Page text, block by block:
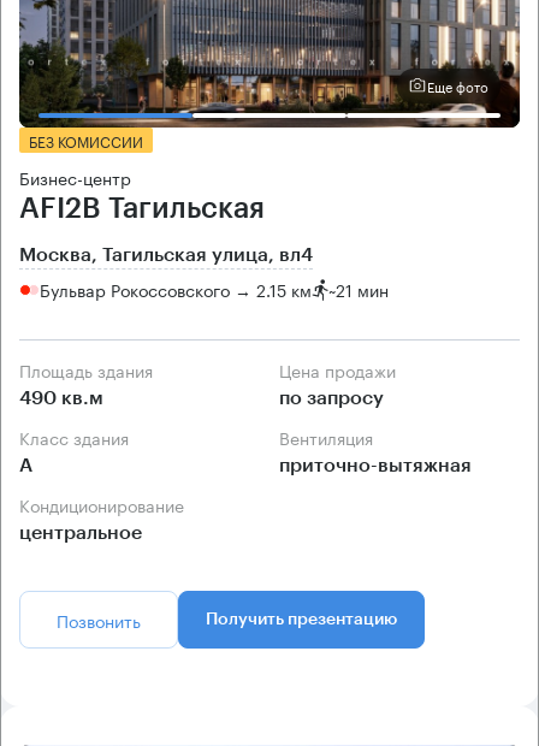
Еще фото
БЕЗ КОМИССИИ
Бизнес-центр
AFI2B Тагильская
Москва, Тагильская улица, вл4
Бульвар Рокоссовского → 2.15 км ~21 мин
Площадь здания
490 кв.м
Цена продажи
по запросу
Класс здания
А
Вентиляция
приточно-вытяжная
Кондиционирование
центральное
Позвонить Получить презентацию